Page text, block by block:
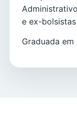
e ex-
Graduada